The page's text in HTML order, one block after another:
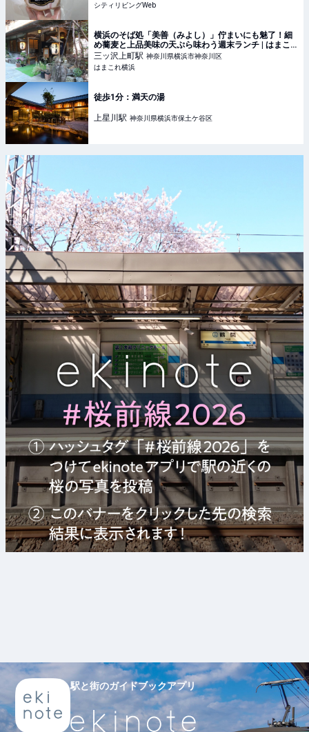
シティリビングWeb
横浜のそば処「美善（みよし）」佇まいにも魅了！細
め蕎麦と上品美味の天ぷら味わう週末ランチ | はまこ
れ横浜
三ッ沢上町駅 神奈川県横浜市神奈川区
はまこれ横浜
徒歩1分：満天の湯
上星川駅 神奈川県横浜市保土ケ谷区
駅と街のガイドブックアプリ